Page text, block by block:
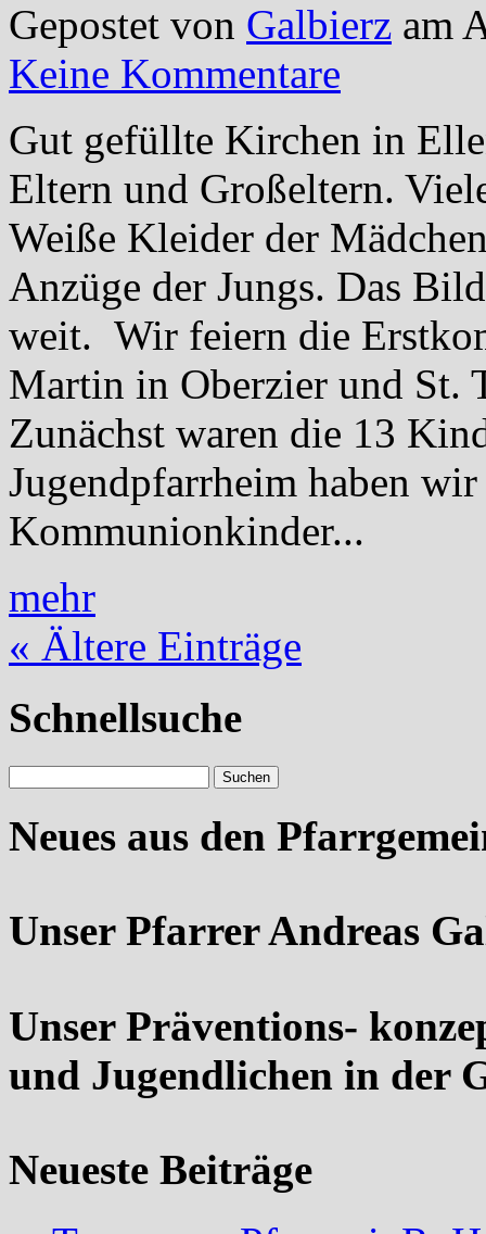
Gepostet von Galbierz am
Keine Kommentare
Gut gefüllte Kirchen in
Eltern und Großeltern.
Weiße Kleider der
Anzüge der Jungs. Das
weit. Wir feiern die
Martin in Oberzier und St.
Zunächst waren die 13
Jugendpfarrheim haben
Kommunionkinder...
mehr
« Ältere Einträge
Schnellsuche
Neues aus den
Unser Pfarrer Andreas
Unser Präventions-
und Jugendlichen in der
Neueste Beiträge